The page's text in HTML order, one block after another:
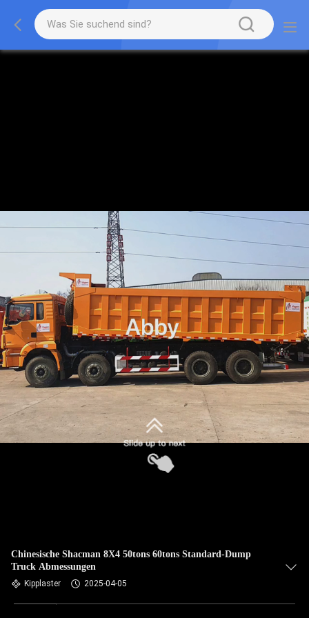
Chinesische Shacman 8X4 50tons 60tons Standard-Dump
Truck Abmessungen
Kipplaster 2025-04-05